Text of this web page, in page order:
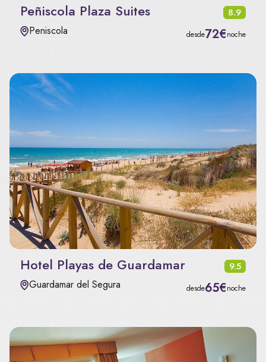
Peñiscola Plaza Suites 8.9
Peniscola desde72€noche
Hotel Playas de Guardamar 9.5
Guardamar del Segura desde65€noche